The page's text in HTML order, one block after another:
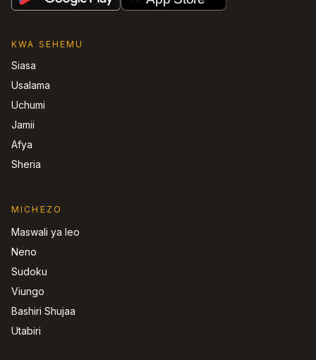
KWA SEHEMU
Siasa
Usalama
Uchumi
Jamii
Afya
Sheria
MICHEZO
Maswali ya leo
Neno
Sudoku
Viungo
Bashiri Shujaa
Utabiri